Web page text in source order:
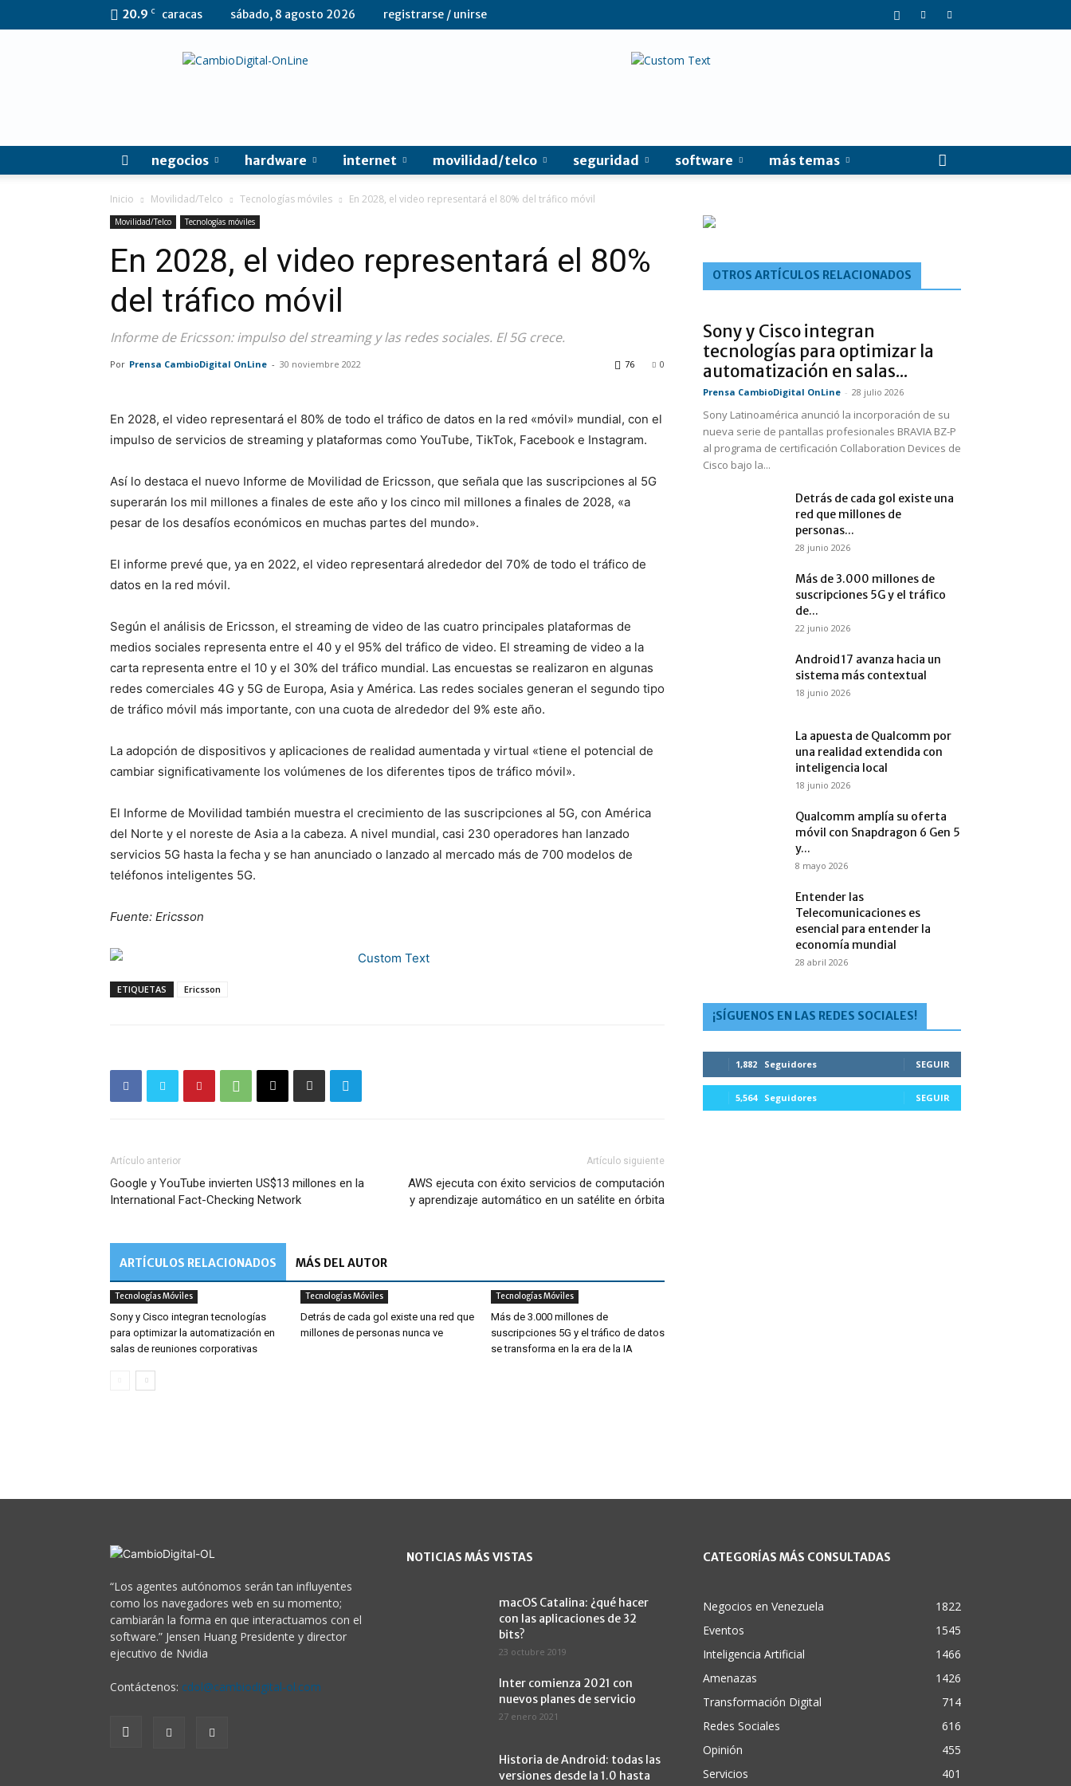
20.9 C caracas sábado, 8 agosto 2026 registrarse / unirse
CambioDigital
negocios hardware internet movilidad/telco seguridad software más temas
Inicio Movilidad/Telco Tecnologías móviles En 2028, el video representará el 80% del tráfico móvil
Movilidad/Telco Tecnologías móviles
En 2028, el video representará el 80%
del tráfico móvil
Informe de Ericsson: impulso del streaming y las redes sociales. El 5G crece.
Por Prensa CambioDigital OnLine - 30 noviembre 2022 0
76
En 2028, el video representará el 80% de todo el tráfico de datos en la red «móvil» mundial, con el
impulso de servicios de streaming y plataformas como YouTube, TikTok, Facebook e Instagram.
Así lo destaca el nuevo Informe de Movilidad de Ericsson, que señala que las suscripciones al 5G
superarán los mil millones a finales de este año y los cinco mil millones a finales de 2028, «a
pesar de los desafíos económicos en muchas partes del mundo».
El informe prevé que, ya en 2022, el video representará alrededor del 70% de todo el tráfico de
datos en la red móvil.
Según el análisis de Ericsson, el streaming de video de las cuatro principales plataformas de
medios sociales representa entre el 40 y el 95% del tráfico de video. El streaming de video a la
carta representa entre el 10 y el 30% del tráfico mundial. Las encuestas se realizaron en algunas
redes comerciales 4G y 5G de Europa, Asia y América. Las redes sociales generan el segundo tipo
de tráfico móvil más importante, con una cuota de alrededor del 9% este año.
La adopción de dispositivos y aplicaciones de realidad aumentada y virtual «tiene el potencial de
cambiar significativamente los volúmenes de los diferentes tipos de tráfico móvil».
El Informe de Movilidad también muestra el crecimiento de las suscripciones al 5G, con América
del Norte y el noreste de Asia a la cabeza. A nivel mundial, casi 230 operadores han lanzado
servicios 5G hasta la fecha y se han anunciado o lanzado al mercado más de 700 modelos de
teléfonos inteligentes 5G.
Fuente: Ericsson
ETIQUETAS Ericsson
Artículo anterior
Google y YouTube invierten US$13 millones en la
International Fact-Checking Network
Artículo siguiente
AWS ejecuta con éxito servicios de computación
y aprendizaje automático en un satélite en órbita
ARTÍCULOS RELACIONADOS MÁS DEL AUTOR
Tecnologías Móviles
Sony y Cisco integran tecnologías
para optimizar la automatización en
salas de reuniones corporativas
Tecnologías Móviles
Detrás de cada gol existe una red que
millones de personas nunca ve
Tecnologías Móviles
Más de 3.000 millones de
suscripciones 5G y el tráfico de datos
se transforma en la era de la IA
OTROS ARTÍCULOS RELACIONADOS
Sony y Cisco integran
tecnologías para optimizar la
automatización en salas...
Prensa CambioDigital OnLine - 28 julio 2026
Sony Latinoamérica anunció la incorporación de su
nueva serie de pantallas profesionales BRAVIA BZ-P
al programa de certificación Collaboration Devices de
Cisco bajo la...
Detrás de cada gol existe una
red que millones de
personas...
28 junio 2026
Más de 3.000 millones de
suscripciones 5G y el tráfico
de...
22 junio 2026
Android 17 avanza hacia un
sistema más contextual
18 junio 2026
La apuesta de Qualcomm por
una realidad extendida con
inteligencia local
18 junio 2026
Qualcomm amplía su oferta
móvil con Snapdragon 6 Gen 5
y...
8 mayo 2026
Entender las
Telecomunicaciones es
esencial para entender la
economía mundial
28 abril 2026
¡SÍGUENOS EN LAS REDES SOCIALES!
1,882 Seguidores SEGUIR
5,564 Seguidores SEGUIR
“Los agentes autónomos serán tan influyentes
como los navegadores web en su momento;
cambiarán la forma en que interactuamos con el
software.” Jensen Huang Presidente y director
ejecutivo de Nvidia
Contáctenos: cdol@cambiodigital-ol.com
NOTICIAS MÁS VISTAS
macOS Catalina: ¿qué hacer
con las aplicaciones de 32
bits?
23 octubre 2019
Inter comienza 2021 con
nuevos planes de servicio
27 enero 2021
Historia de Android: todas las
versiones desde la 1.0 hasta
CATEGORÍAS MÁS CONSULTADAS
Negocios en Venezuela
1822
Eventos
1545
Inteligencia Artificial
1466
Amenazas
1426
Transformación Digital
714
Redes Sociales
616
Opinión
455
Servicios
401